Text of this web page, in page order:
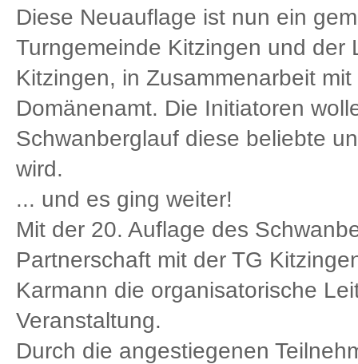
Diese Neuauflage ist nun ein
Turngemeinde Kitzingen und
Kitzingen, in Zusammenarbeit
Domänenamt. Die Initiatoren
Schwanberglauf diese beliebte
wird.
... und es ging weiter!
Mit der 20. Auflage des
Partnerschaft mit der TG
Karmann die organisatorische
Veranstaltung.
Durch die angestiegenen